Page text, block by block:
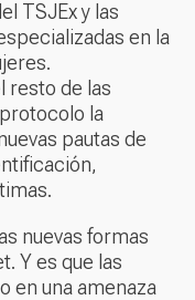
TSJEx y las
en la
resto de las
la
pautas de
nuevas formas
Y es que las
en una amenaza